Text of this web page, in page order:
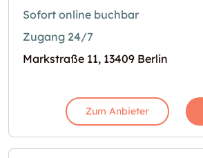
Sofort online buchbar
Zugang 24/7
Markstraße 11, 13409 Berlin
Zum Anbieter